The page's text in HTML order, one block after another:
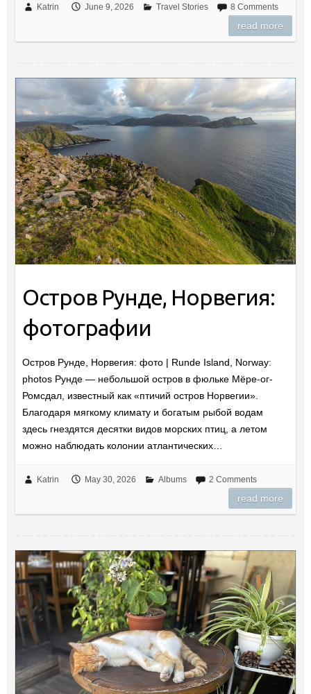
Katrin June 9, 2026 Travel Stories 8 Comments
read more
Остров Рунде, Норвегия:
фотографии
Остров Рунде, Норвегия: фото | Runde Island, Norway:
photos Рунде — небольшой остров в фюльке Мёре-ог-
Ромсдал, известный как «птичий остров Норвегии».
Благодаря мягкому климату и богатым рыбой водам
здесь гнездятся десятки видов морских птиц, а летом
можно наблюдать колонии атлантических…
Katrin May 30, 2026 Albums 2 Comments
read more